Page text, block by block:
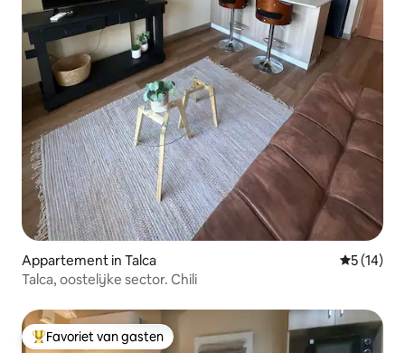
Appartement in Talca
5 (14)
Talca, oostelijke sector. Chili
Topfavoriet van gasten
Favoriet van gasten